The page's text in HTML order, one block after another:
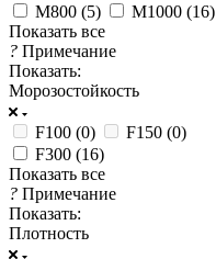
М800 (5) М1000 (16)
Показать все
? Примечание
Показать:
Морозостойкость
F100 (0) F150 (0)
F300 (16)
Показать все
? Примечание
Показать:
Плотность